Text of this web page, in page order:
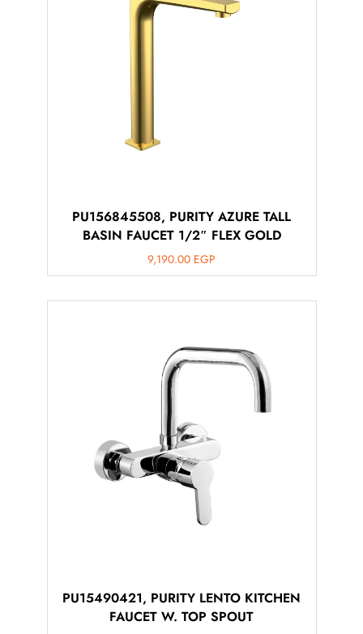
PU156845508, PURITY AZURE TALL
BASIN FAUCET 1/2″ FLEX GOLD
9,190.00 EGP
PU15490421, PURITY LENTO KITCHEN
FAUCET W. TOP SPOUT